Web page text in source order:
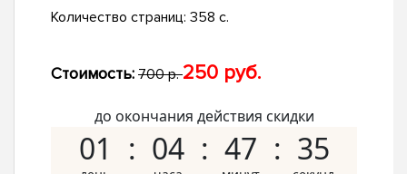
Количество страниц: 358 с.
Стоимость: 700 р.250 руб.
до окончания действия скидки
01 04 47 34